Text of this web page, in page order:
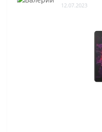
12.07.2023